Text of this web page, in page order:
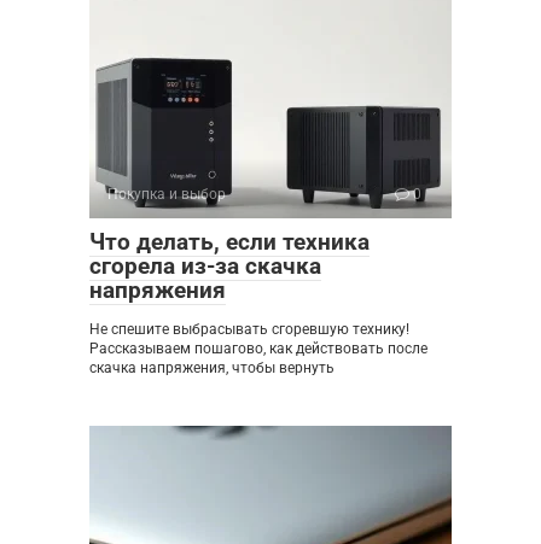
Покупка и выбор 0
Что делать, если техника
сгорела из-за скачка
напряжения
Не спешите выбрасывать сгоревшую технику!
Рассказываем пошагово, как действовать после
скачка напряжения, чтобы вернуть